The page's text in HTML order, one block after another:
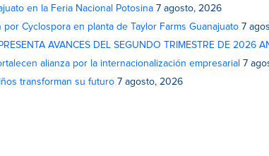
en la Feria Nacional Potosina 7 agosto, 2026
Cyclospora en planta de Taylor Farms Guanajuato 7
AVANCES DEL SEGUNDO TRIMESTRE DE 2026
alianza por la internacionalización empresarial 7
transforman su futuro 7 agosto, 2026